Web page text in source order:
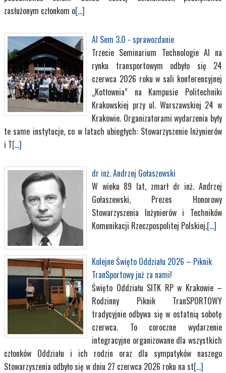
zasłużonym członkom o[...]
AI Sem 3.0 - sprawozdanie
Trzecie Seminarium Technologie AI na
rynku transportowym odbyło się 24
czerwca 2026 roku w sali konferencyjnej
„Kotłownia” na Kampusie Politechniki
Krakowskiej przy ul. Warszawskiej 24 w
Krakowie. Organizatorami wydarzenia były
te same instytucje, co w latach ubiegłych: Stowarzyszenie Inżynierów
i T[...]
dr inż. Andrzej Gołaszewski
W wieku 89 lat, zmarł dr inż. Andrzej
Gołaszewski, Prezes Honorowy
Stowarzyszenia Inżynierów i Techników
Komunikacji Rzeczpospolitej Polskiej.[...]
Kolejne Święto Oddziału 2026 – Piknik
TranSportowy już za nami!
Święto Oddziału SITK RP w Krakowie –
Rodzinny Piknik TranSPORTOWY
tradycyjnie odbywa się w ostatnią sobotę
czerwca. To coroczne wydarzenie
integracyjne organizowane dla wszystkich
członków Oddziału i ich rodzin oraz dla sympatyków naszego
Stowarzyszenia odbyło się w dniu 27 czerwca 2026 roku na st[...]